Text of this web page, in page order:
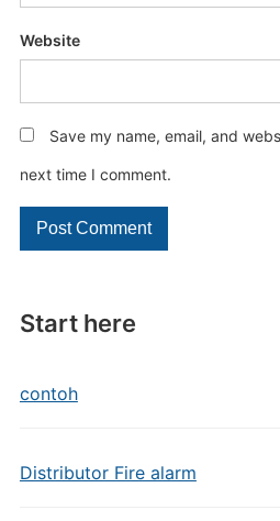
Start here
contoh
Distributor Fire alarm
Website
Save my name, email, and
next time I comment.